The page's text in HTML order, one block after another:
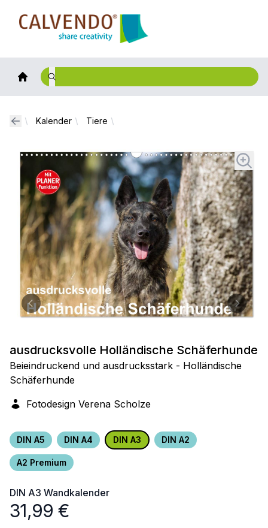
Calvendo
Kalender Tiere
ausdrucksvolle Holländische Schäferhunde
Beieindruckend und ausdrucksstark - Holländische
Schäferhunde
Fotodesign Verena Scholze
DIN A5 DIN A4 DIN A3 DIN A2
A2 Premium
DIN A3 Wandkalender
31,99 €